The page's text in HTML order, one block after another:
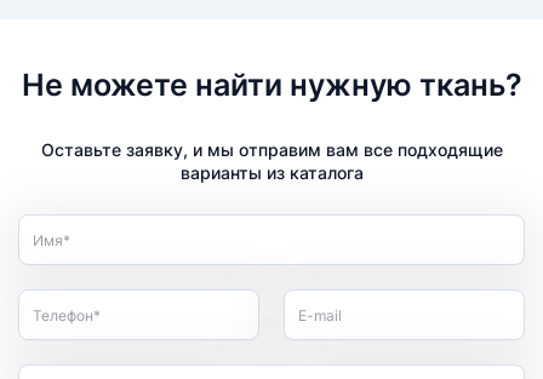
Не можете найти нужную ткань?
Оставьте заявку, и мы отправим вам все подходящие
варианты из каталога
Имя*
Телефон* E-mail